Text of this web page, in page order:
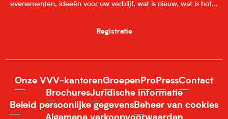
evenementen, ideeën voor uw verblijf, wat is nieuw, wat is hot...
Registratie
Onze VVV-kantorenGroepen Pro PressContact
BrochuresJuridische informatie
Beleid persoonlijke gegevensBeheer van cookies